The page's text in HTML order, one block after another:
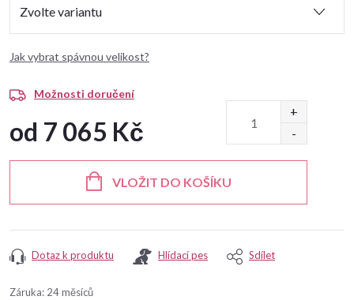
Jak vybrat spávnou velikost?
Možnosti doručení
od 7 065 Kč
VLOŽIT DO KOŠÍKU
Dotaz k produktu Hlídací pes Sdílet
Záruka: 24 měsíců